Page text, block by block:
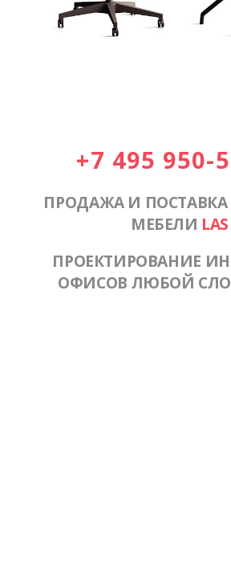
+7 495 950-
ПРОДАЖА И
МЕБЕЛИ LAS
ПРОЕКТИРОВАНИЕ
ОФИСОВ ЛЮБОЙ